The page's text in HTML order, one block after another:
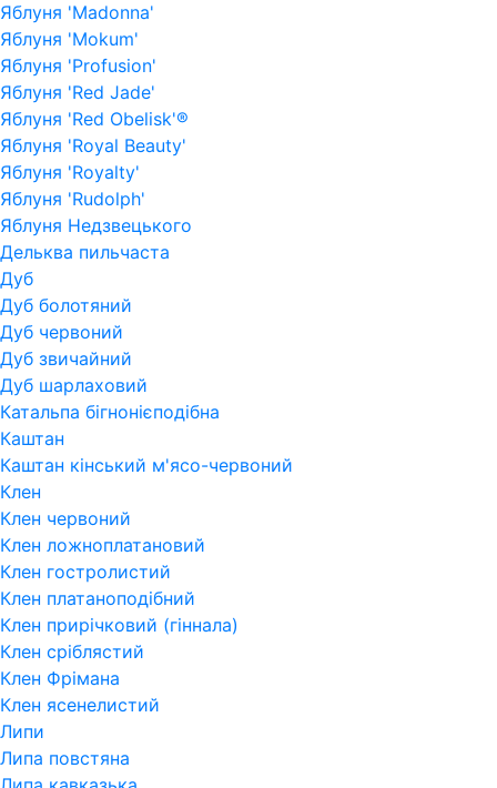
Яблуня 'Madonna'
Яблуня 'Mokum'
Яблуня 'Profusion'
Яблуня 'Red Jade'
Яблуня 'Red Obelisk'®
Яблуня 'Royal Beauty'
Яблуня 'Royalty'
Яблуня 'Rudolph'
Яблуня Недзвецького
Дельква пильчаста
Дуб
Дуб болотяний
Дуб червоний
Дуб звичайний
Дуб шарлаховий
Катальпа бігнонієподібна
Каштан
Каштан кінський м'ясо-червоний
Клен
Клен червоний
Клен ложноплатановий
Клен гостролистий
Клен платаноподібний
Клен прирічковий (гіннала)
Клен сріблястий
Клен Фрімана
Клен ясенелистий
Липи
Липа повстяна